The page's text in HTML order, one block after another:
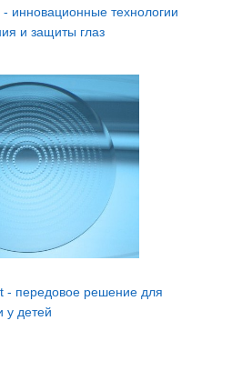
инновационные технологии
и защиты глаз
- передовое решение для
у детей